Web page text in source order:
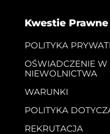
Kwestie Prawne
POLITYKA
OŚWIADCZENIE W
NIEWOLNICTWA
WARUNKI
POLITYKA
REKRUTACJA